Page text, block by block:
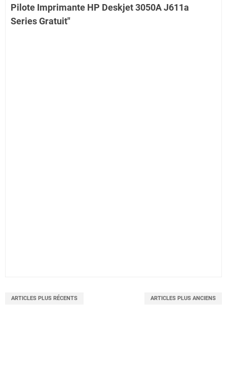
Pilote Imprimante HP Deskjet 3050A J611a
Series Gratuit"
ARTICLES PLUS RÉCENTS ARTICLES PLUS ANCIENS